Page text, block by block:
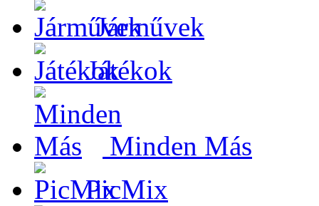
Járművek
Játékok
Minden Más
PicMix